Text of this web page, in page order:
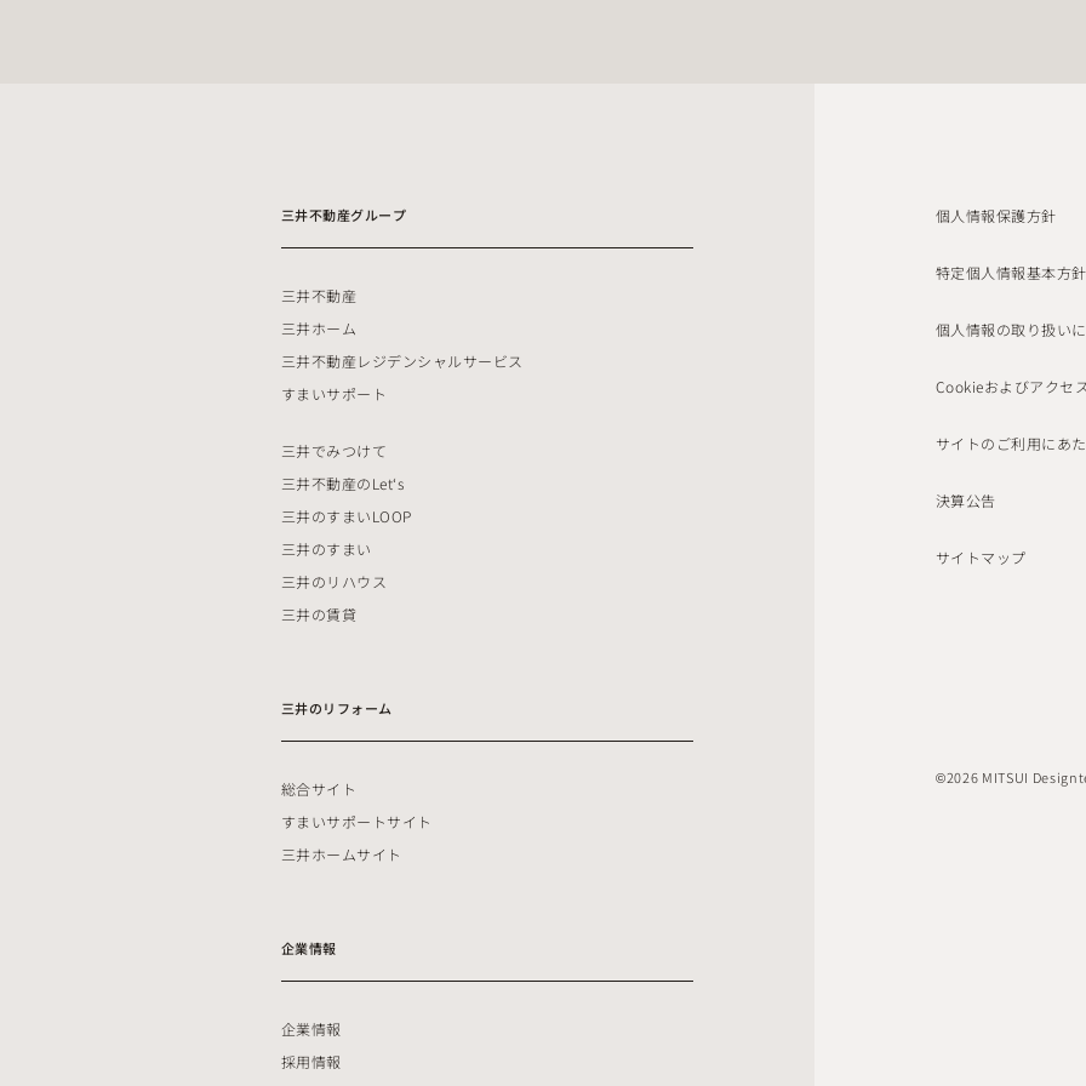
三井不動産グループ
三井不動産
三井ホーム
三井不動産レジデンシャルサービス
すまいサポート
三井でみつけて
三井不動産のLet‘s
三井のすまいLOOP
三井のすまい
三井のリハウス
三井の賃貸
三井のリフォーム
総合サイト
すまいサポートサイト
三井ホームサイト
企業情報
企業情報
採用情報
個人情報保護方針
特定個人情報基本方針
個人情報の取り扱い
Cookieおよびアクセ
サイトのご利用にあ
決算公告
サイトマップ
©2026 MITSUI